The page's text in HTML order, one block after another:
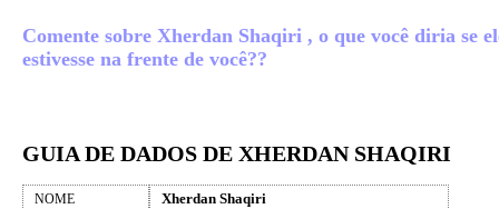
Comente sobre Xherdan Shaqiri , o que você diria se
estivesse na frente de você??
GUIA DE DADOS DE XHERDAN SHAQIRI
NOME Xherdan Shaqiri